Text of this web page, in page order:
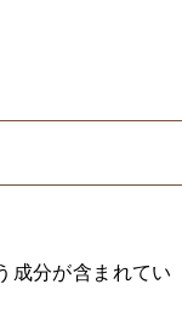
成分が含まれてい